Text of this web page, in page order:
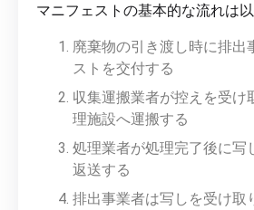
マニフェストの基本的な流れは
廃棄物の引き渡し時に排出
ストを交付する
収集運搬業者が控えを受け
理施設へ運搬する
処理業者が処理完了後に写
返送する
排出事業者は写しを受け取